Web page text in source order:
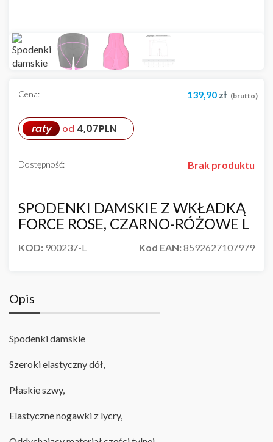
SPODENKI DAMSKIE Z WKŁADKĄ
FORCE ROSE, CZARNO-RÓŻOWE L
KOD: 900237-L Kod EAN:8592627107979
Cena: 139,90 zł (brutto)
raty od 4,07PLN
Dostępność: Brak produktu
Opis
Spodenki damskie
Szeroki elastyczny dół,
Płaskie szwy,
Elastyczne nogawki z lycry,